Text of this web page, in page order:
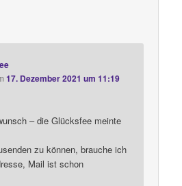
17. Dezember 2021 um 11:19
– die Glücksfee meinte
zu können, brauche ich
Mail ist schon